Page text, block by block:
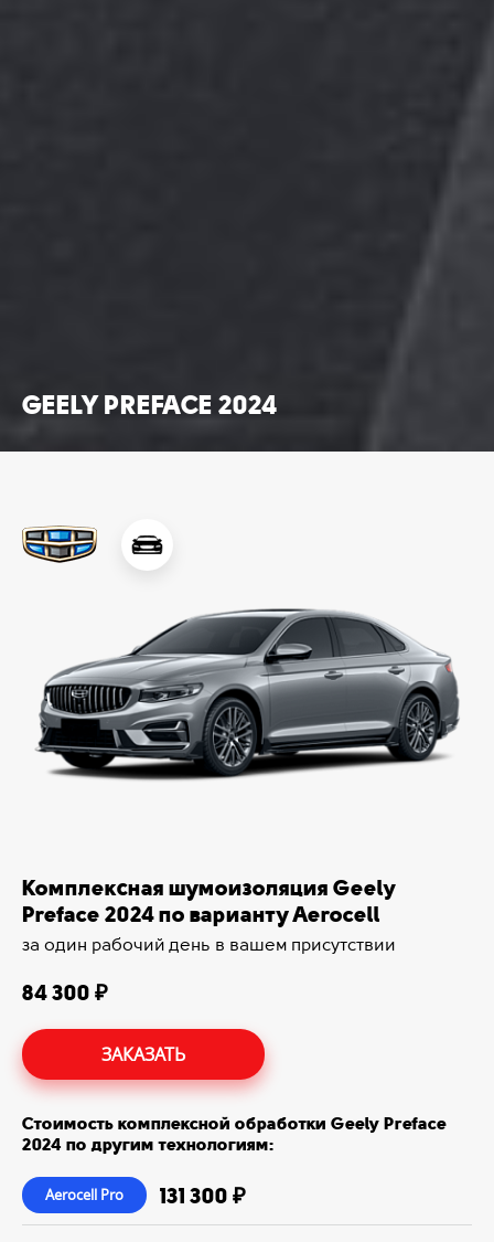
GEELY PREFACE 2024
Комплексная шумоизоляция Geely
Preface 2024 по варианту Aerocell
за один рабочий день в вашем присутствии
84 300 ₽
ЗАКАЗАТЬ
Стоимость комплексной обработки Geely Preface
2024 по другим технологиям:
Aerocell Pro 131 300 ₽